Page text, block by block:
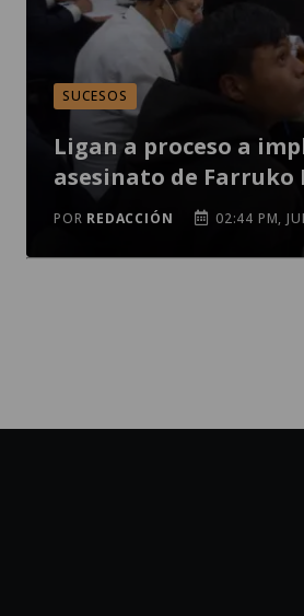
SUCESOS
Ligan a proceso a
asesinato de Farruko
POR REDACCIÓN 02:44 PM,